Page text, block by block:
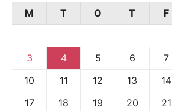
M
T O T F
3
4 5 6 7
10
11 12 13 14
17
18 19 20 21